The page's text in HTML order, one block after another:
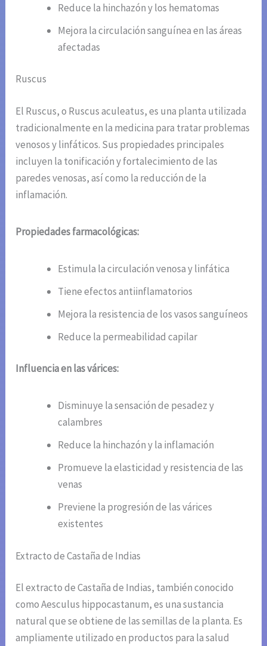
Reduce la hinchazón y los hematomas
Mejora la circulación sanguínea en las áreas
afectadas
Ruscus
El Ruscus, o Ruscus aculeatus, es una planta utilizada
tradicionalmente en la medicina para tratar problemas
venosos y linfáticos. Sus propiedades principales
incluyen la tonificación y fortalecimiento de las
paredes venosas, así como la reducción de la
inflamación.
Propiedades farmacológicas:
Estimula la circulación venosa y linfática
Tiene efectos antiinflamatorios
Mejora la resistencia de los vasos sanguíneos
Reduce la permeabilidad capilar
Influencia en las várices:
Disminuye la sensación de pesadez y
calambres
Reduce la hinchazón y la inflamación
Promueve la elasticidad y resistencia de las
venas
Previene la progresión de las várices
existentes
Extracto de Castaña de Indias
El extracto de Castaña de Indias, también conocido
como Aesculus hippocastanum, es una sustancia
natural que se obtiene de las semillas de la planta. Es
ampliamente utilizado en productos para la salud